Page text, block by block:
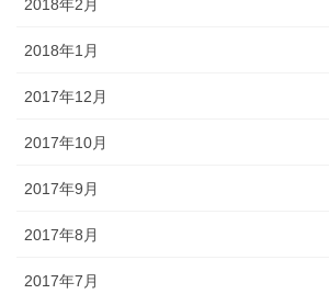
2018年2月
2018年1月
2017年12月
2017年10月
2017年9月
2017年8月
2017年7月